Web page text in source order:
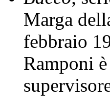
Marga
febbraio
Ramponi